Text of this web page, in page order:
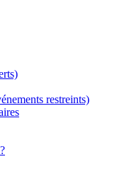
restreints)